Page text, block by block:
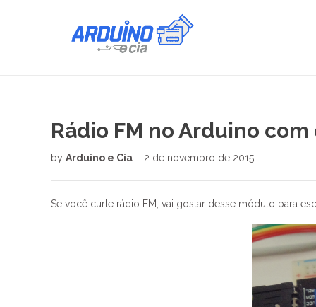
Rádio FM no Arduino
by Arduino e Cia 2 de novembro de 2015
Se você curte rádio FM, vai gostar desse módulo para